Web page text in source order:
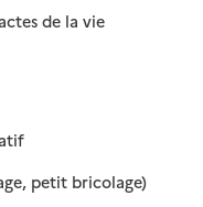
de la vie
disponible
petit bricolage): disponible
: non